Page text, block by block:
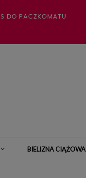
DO PACZKOMATU
BIELIZNA CIĄŻOWA